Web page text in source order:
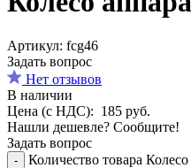
Aртикул: fcg46
Задать вопрос
Нет отзывов
В наличии
Цена (с НДС): 185 руб.
Нашли дешевле? Сообщите!
Задать вопрос
- Количество товара